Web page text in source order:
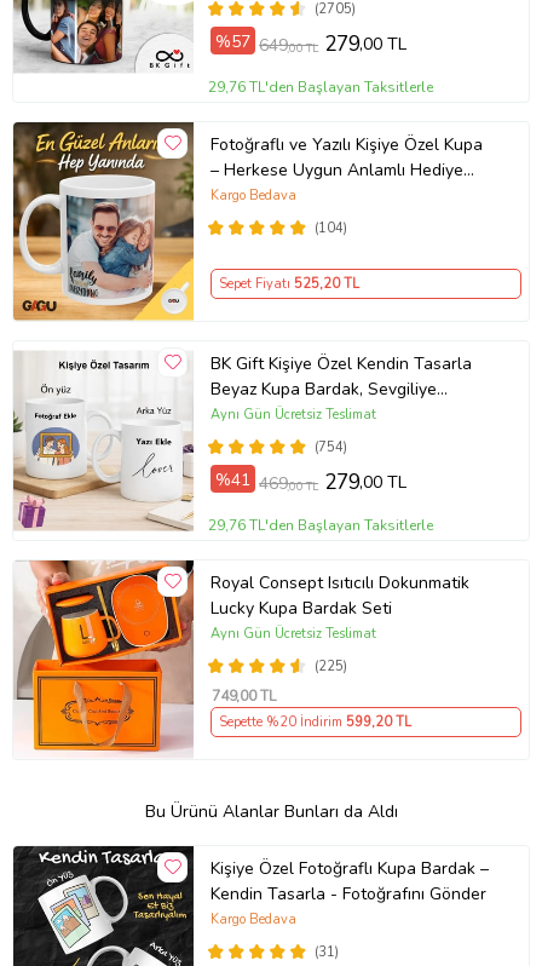
(2705)
%57 649,00 TL 279,00 TL
29,76 TL'den Başlayan Taksitlerle
Fotoğraflı ve Yazılı Kişiye Özel Kupa
– Herkese Uygun Anlamlı Hediye
Porselen Baskılı Kupa (Beyaz)
(104)
Kargo Bedava
Sepet Fiyatı 525,20 TL
BK Gift Kişiye Özel Kendin Tasarla
Beyaz Kupa Bardak, Sevgiliye
Hediye, Arkadaşa Hediye, Doğum
Günü Hediyesi(754)
Aynı Gün Ücretsiz Teslimat
%41 469,00 TL 279,00 TL
29,76 TL'den Başlayan Taksitlerle
Royal Consept Isıtıcılı Dokunmatik
Lucky Kupa Bardak Seti
(225)
Aynı Gün Ücretsiz Teslimat
749,00 TL
Sepette %20 İndirim 599,20 TL
Bu Ürünü Alanlar Bunları da Aldı
Kişiye Özel Fotoğraflı Kupa Bardak –
Kendin Tasarla - Fotoğrafını Gönder
(31)
Kargo Bedava